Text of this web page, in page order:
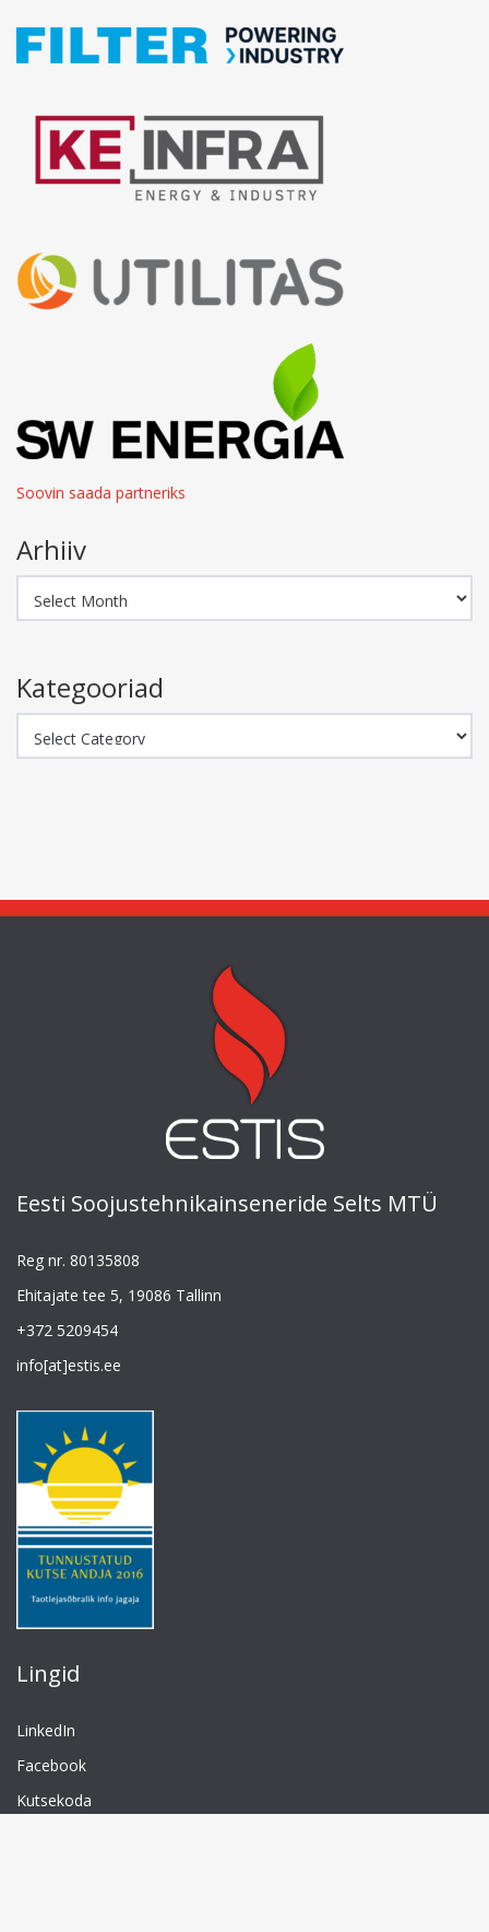
Soovin saada partneriks
Arhiiv
Kategooriad
Eesti Soojustehnikainseneride Selts MTÜ
Reg nr. 80135808
Ehitajate tee 5, 19086 Tallinn
+372 5209454
info[at]estis.ee
Lingid
LinkedIn
Facebook
Kutsekoda